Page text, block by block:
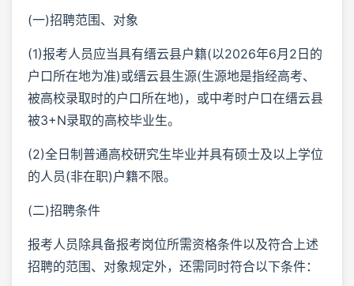
(一)招聘范围、对象
(1)报考人员应当具有缙云县户籍(以2026年6月2日的
户口所在地为准)或缙云县生源(生源地是指经高考、
被高校录取时的户口所在地)，或中考时户口在缙云县
被3+N录取的高校毕业生。
(2)全日制普通高校研究生毕业并具有硕士及以上学位
的人员(非在职)户籍不限。
(二)招聘条件
报考人员除具备报考岗位所需资格条件以及符合上述
招聘的范围、对象规定外，还需同时符合以下条件：